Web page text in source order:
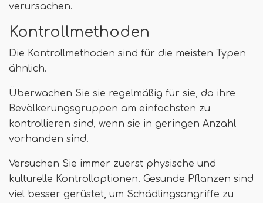
verursachen.
Kontrollmethoden
Die Kontrollmethoden sind für die meisten Typen
ähnlich.
Überwachen Sie sie regelmäßig für sie, da ihre
Bevölkerungsgruppen am einfachsten zu
kontrollieren sind, wenn sie in geringen Anzahl
vorhanden sind.
Versuchen Sie immer zuerst physische und
kulturelle Kontrolloptionen. Gesunde Pflanzen sind
viel besser gerüstet, um Schädlingsangriffe zu